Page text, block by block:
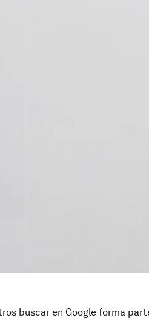
buscar en Google forma